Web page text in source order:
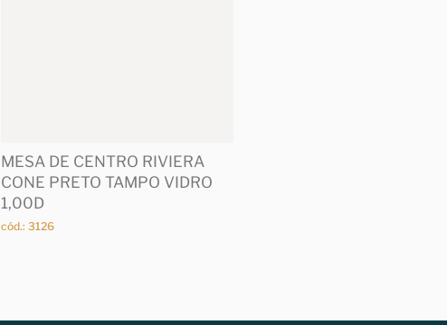
MESA DE CENTRO RIVIERA
CONE PRETO TAMPO VIDRO
1,00D
cód.: 3126